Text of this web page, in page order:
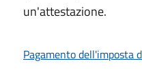
un'attestazione.
Pagamento dell'imposta